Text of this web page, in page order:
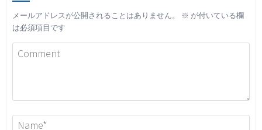
メールアドレスが公開されることはありません。 ※ が付いている欄
は必須項目です